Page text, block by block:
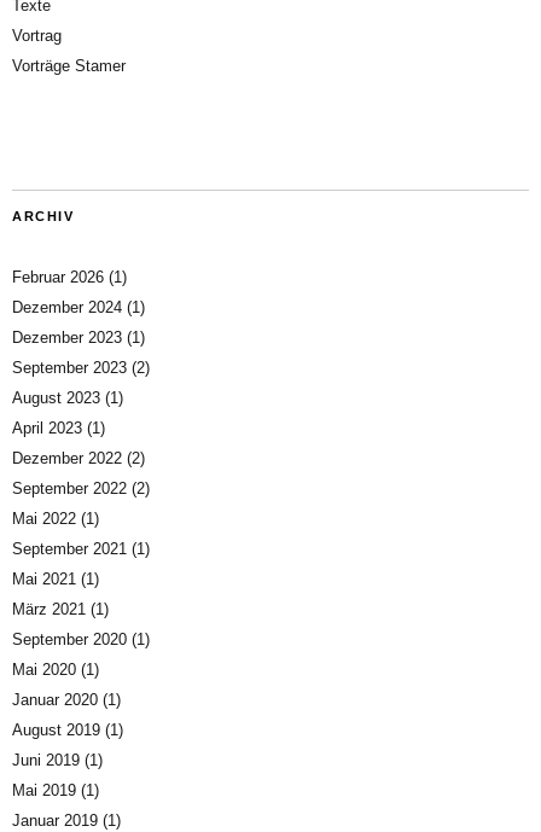
Texte
Vortrag
Vorträge Stamer
ARCHIV
Februar 2026 (1)
Dezember 2024 (1)
Dezember 2023 (1)
September 2023 (2)
August 2023 (1)
April 2023 (1)
Dezember 2022 (2)
September 2022 (2)
Mai 2022 (1)
September 2021 (1)
Mai 2021 (1)
März 2021 (1)
September 2020 (1)
Mai 2020 (1)
Januar 2020 (1)
August 2019 (1)
Juni 2019 (1)
Mai 2019 (1)
Januar 2019 (1)